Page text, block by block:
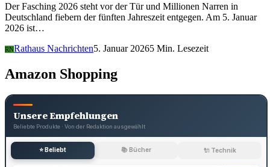
Der Fasching 2026 steht vor der Tür und Millionen Narren in
Deutschland fiebern der fünften Jahreszeit entgegen. Am 5. Januar
2026 ist…
RNRathaus Nachrichten5. Januar 20265 Min. Lesezeit
Amazon Shopping
Unsere Empfehlungen
Beliebte Produkte · Von der Redaktion ausgewählt
⭐ Beliebt 📚 Bücher 🔌 Technik